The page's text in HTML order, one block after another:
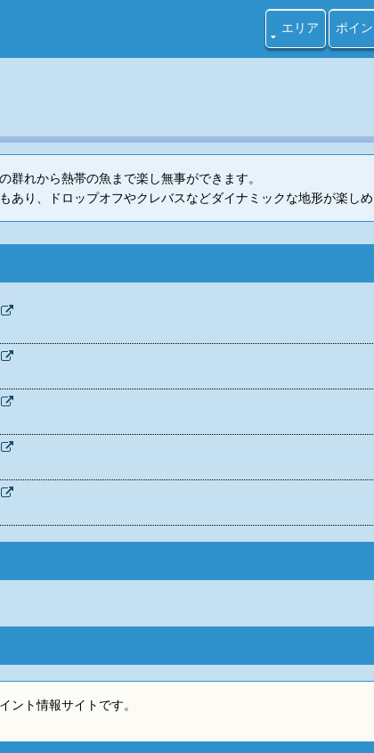
エリア ポイ
群れから熱帯の魚まで楽し無事ができます。
あり、ドロップオフやクレバスなどダイナミックな地形が楽しめ
ント情報サイトです。